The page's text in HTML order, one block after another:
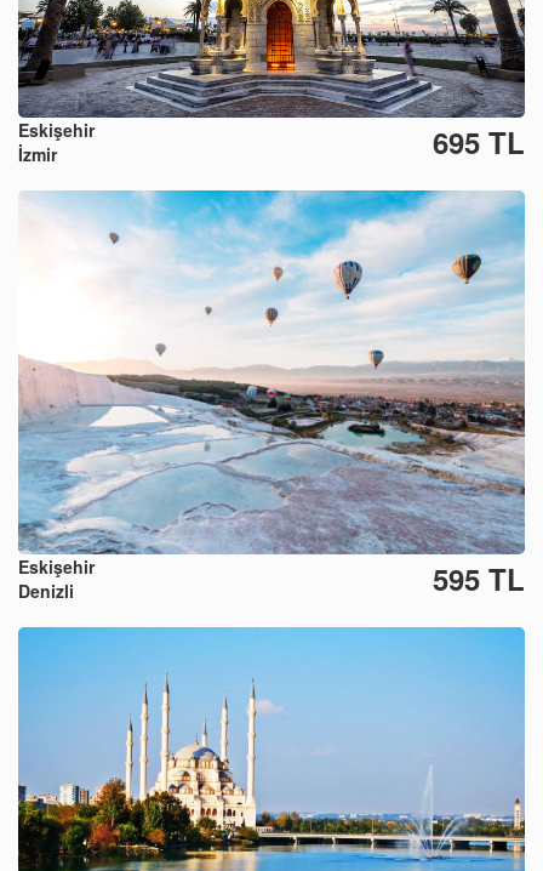
Eskişehir
İzmir
695 TL
Eskişehir
Denizli
595 TL